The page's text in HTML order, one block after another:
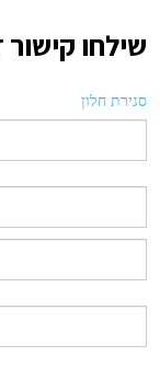
שילחו
סגירת חלון